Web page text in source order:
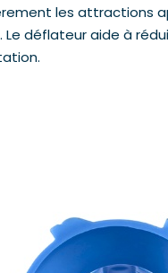
les attractions
déflateur aide à